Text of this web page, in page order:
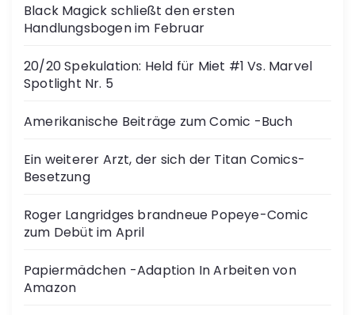
Black Magick schließt den ersten
Handlungsbogen im Februar
20/20 Spekulation: Held für Miet #1 Vs. Marvel
Spotlight Nr. 5
Amerikanische Beiträge zum Comic -Buch
Ein weiterer Arzt, der sich der Titan Comics-
Besetzung
Roger Langridges brandneue Popeye-Comic
zum Debüt im April
Papiermädchen -Adaption In Arbeiten von
Amazon